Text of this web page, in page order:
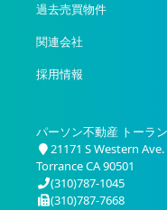
過去売買物件
関連会社
採用情報
パーソン不動産 トーラ
21171 S Western
Torrance CA 90501
(310)787-1045
(310)787-7668